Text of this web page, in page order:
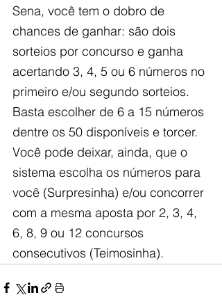
Sena, você tem o dobro de
chances de ganhar: são dois
sorteios por concurso e ganha
acertando 3, 4, 5 ou 6 números no
primeiro e/ou segundo sorteios.
Basta escolher de 6 a 15 números
dentre os 50 disponíveis e torcer.
Você pode deixar, ainda, que o
sistema escolha os números para
você (Surpresinha) e/ou concorrer
com a mesma aposta por 2, 3, 4,
6, 8, 9 ou 12 concursos
consecutivos (Teimosinha).